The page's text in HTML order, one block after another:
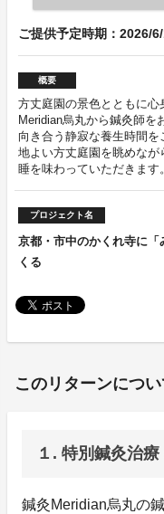
ご提供予定時期：2026/
概要
方丈庭園の景色とともに
Meridian烏丸から鍼灸師を
向き合う静寂な養⽣時間
地よい⽅丈庭園を眺めな
睡を味わっていただきます。
プロジェクト名
京都・市中のかくれ寺に
くる
このリターンについ
１. 特別鍼灸治
鍼灸Meridian烏丸の